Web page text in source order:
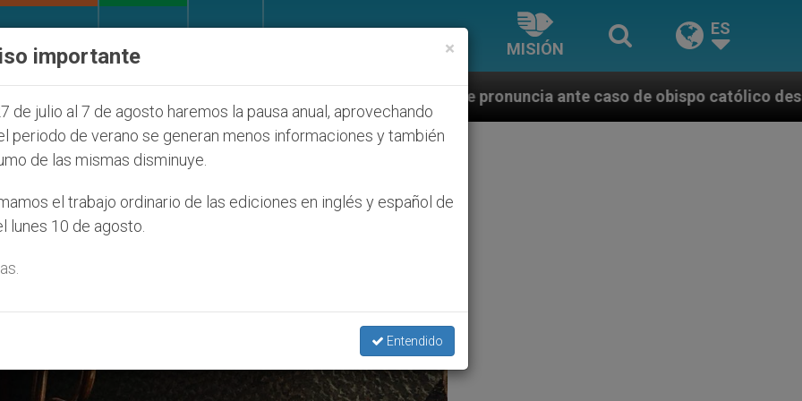
MISIÓN
ES
Juventud Seúl 2027 ONU se pronuncia ante caso de obispo católico desaparecido por la
De Cancún-Chetumal’
×
importante
de julio al 7 de agosto haremos la pausa anual, aprovechando
periodo de verano se generan menos informaciones y también
de las mismas disminuye.
el trabajo ordinario de las ediciones en inglés y español de
lunes 10 de agosto.
Entendido